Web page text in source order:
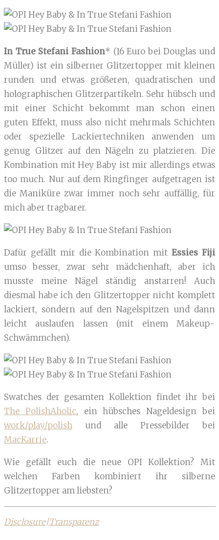
In True Stefani Fashion* (16 Euro bei Douglas und
Müller) ist ein silberner Glitzertopper mit kleinen
runden und etwas größeren, quadratischen und
holographischen Glitzerpartikeln. Sehr hübsch und
mit einer Schicht bekommt man schon einen
guten Effekt, muss also nicht mehrmals Schichten
oder spezielle Lackiertechniken anwenden um
genug Glitzer auf den Nägeln zu platzieren. Die
Kombination mit Hey Baby ist mir allerdings etwas
too much. Nur auf dem Ringfinger aufgetragen ist
die Maniküre zwar immer noch sehr auffällig, für
mich aber tragbarer.
Dafür gefällt mir die Kombination mitEssies Fiji
umso besser, zwar sehr mädchenhaft, aber ich
musste meine Nägel ständig anstarren! Auch
diesmal habe ich den Glitzertopper nicht komplett
lackiert, sondern auf den Nagelspitzen und dann
leicht auslaufen lassen (mit einem Makeup-
Schwämmchen).
Swatches der gesamten Kollektion findet ihr bei
The PolishAholic, ein hübsches Nageldesign bei
work/play/polish und alle Pressebilder bei
MacKarrie.
Wie gefällt euch die neue OPI Kollektion? Mit
welchen Farben kombiniert ihr silberne
Glitzertopper am liebsten?
Disclosure|Transparenz